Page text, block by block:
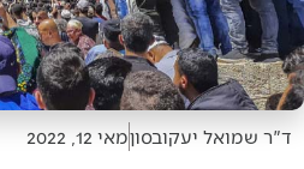
ד"ר שמואל יעקובסוןמאי 12, 2022